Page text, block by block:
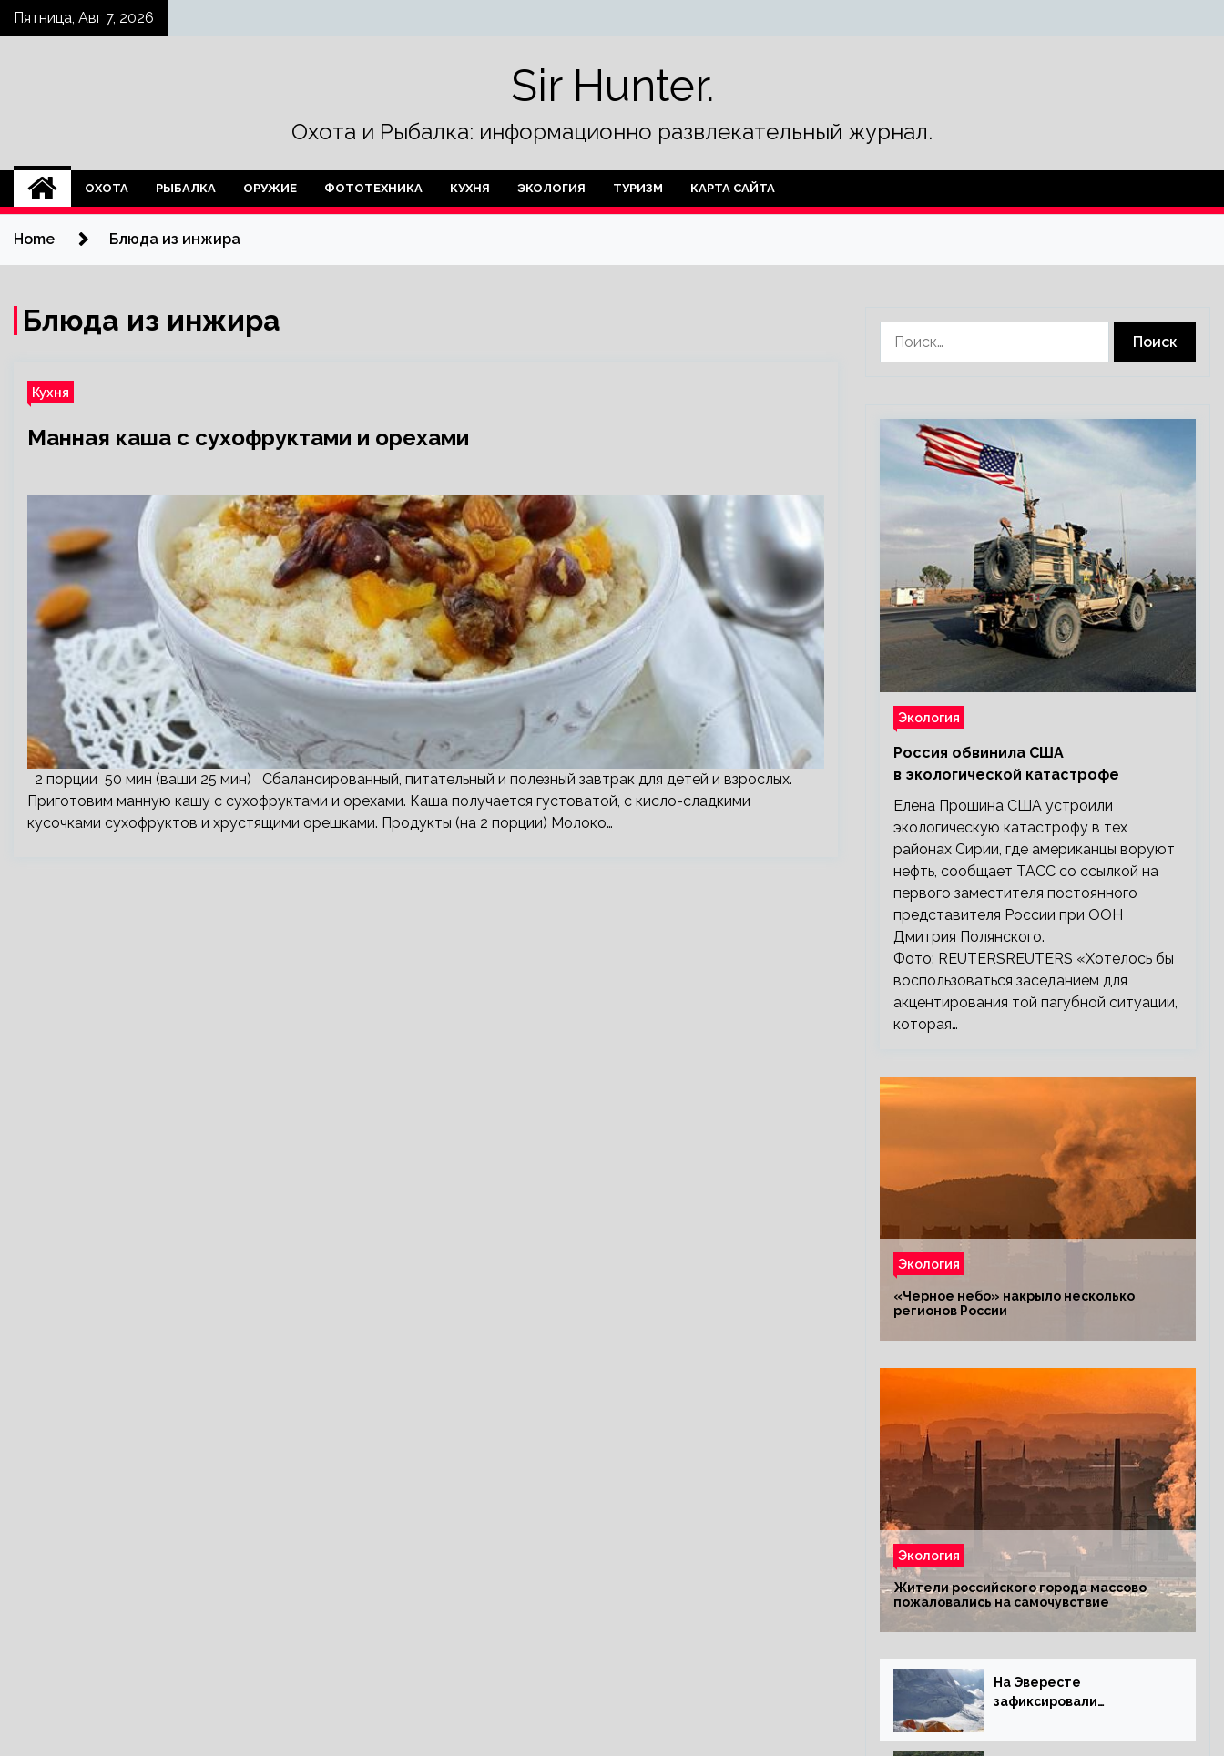
SkipПятница, Авг 7, 2026
Sir Hunter.
Охота и Рыбалка: информационно развлекательный журнал.
ОХОТА РЫБАЛКА ОРУЖИЕ ФОТОТЕХНИКА КУХНЯ ЭКОЛОГИЯ ТУРИЗМ КАРТА САЙТА
Home Блюда из инжира
Блюда из инжира
Кухня
Манная каша с сухофруктами и орехами
2 порции 50 мин (ваши 25 мин) Сбалансированный, питательный и полезный завтрак для детей и взрослых.
Приготовим манную кашу с сухофруктами и орехами. Каша получается густоватой, с кисло-сладкими
кусочками сухофруктов и хрустящими орешками. Продукты (на 2 порции) Молоко…
Экология
Россия обвинила США
в экологической катастрофе
Елена Прошина США устроили
экологическую катастрофу в тех
районах Сирии, где американцы воруют
нефть, сообщает ТАСС со ссылкой на
первого заместителя постоянного
представителя России при ООН
Дмитрия Полянского.
Фото: REUTERSREUTERS «Хотелось бы
воспользоваться заседанием для
акцентирования той пагубной ситуации,
которая…
Экология
«Черное небо» накрыло несколько
регионов России
Экология
Жители российского города массово
пожаловались на самочувствие
На Эвересте
зафиксировали
таяние льда